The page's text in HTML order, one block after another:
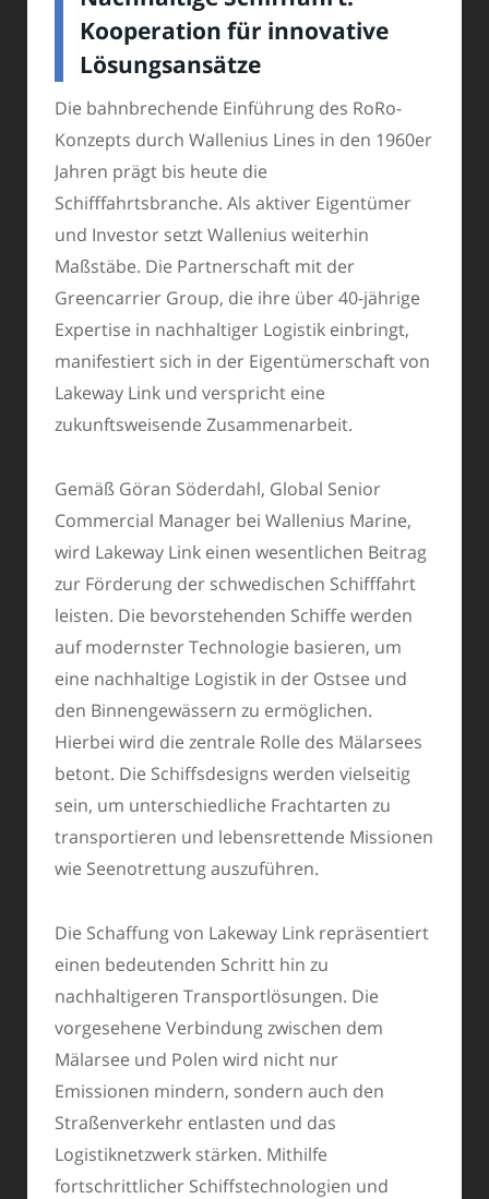
Kooperation für innovative
Lösungsansätze
Die bahnbrechende Einführung des RoRo-
Konzepts durch Wallenius Lines in den 1960er
Jahren prägt bis heute die
Schifffahrtsbranche. Als aktiver Eigentümer
und Investor setzt Wallenius weiterhin
Maßstäbe. Die Partnerschaft mit der
Greencarrier Group, die ihre über 40-jährige
Expertise in nachhaltiger Logistik einbringt,
manifestiert sich in der Eigentümerschaft von
Lakeway Link und verspricht eine
zukunftsweisende Zusammenarbeit.
Gemäß Göran Söderdahl, Global Senior
Commercial Manager bei Wallenius Marine,
wird Lakeway Link einen wesentlichen Beitrag
zur Förderung der schwedischen Schifffahrt
leisten. Die bevorstehenden Schiffe werden
auf modernster Technologie basieren, um
eine nachhaltige Logistik in der Ostsee und
den Binnengewässern zu ermöglichen.
Hierbei wird die zentrale Rolle des Mälarsees
betont. Die Schiffsdesigns werden vielseitig
sein, um unterschiedliche Frachtarten zu
transportieren und lebensrettende Missionen
wie Seenotrettung auszuführen.
Die Schaffung von Lakeway Link repräsentiert
einen bedeutenden Schritt hin zu
nachhaltigeren Transportlösungen. Die
vorgesehene Verbindung zwischen dem
Mälarsee und Polen wird nicht nur
Emissionen mindern, sondern auch den
Straßenverkehr entlasten und das
Logistiknetzwerk stärken. Mithilfe
fortschrittlicher Schiffstechnologien und